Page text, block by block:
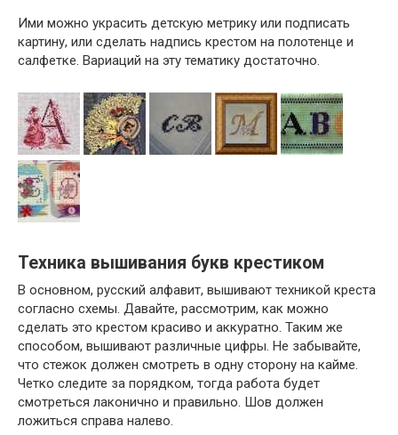
Ими можно украсить детскую метрику или подписать
картину, или сделать надпись крестом на полотенце и
салфетке. Вариаций на эту тематику достаточно.
Техника вышивания букв крестиком
В основном, русский алфавит, вышивают техникой креста
согласно схемы. Давайте, рассмотрим, как можно
сделать это крестом красиво и аккуратно. Таким же
способом, вышивают различные цифры. Не забывайте,
что стежок должен смотреть в одну сторону на кайме.
Четко следите за порядком, тогда работа будет
смотреться лаконично и правильно. Шов должен
ложиться справа налево.